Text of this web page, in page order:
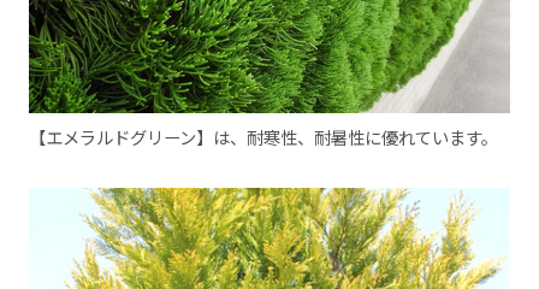
【エメラルドグリーン】は、耐寒性、耐暑性に優れています。